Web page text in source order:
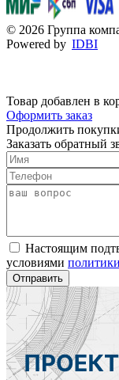
© 2026 Группа
Powered by IDBI
Товар добавлен в
Оформить заказ
Продолжить
Заказать обратный
Настоящим
условиями
Отправить